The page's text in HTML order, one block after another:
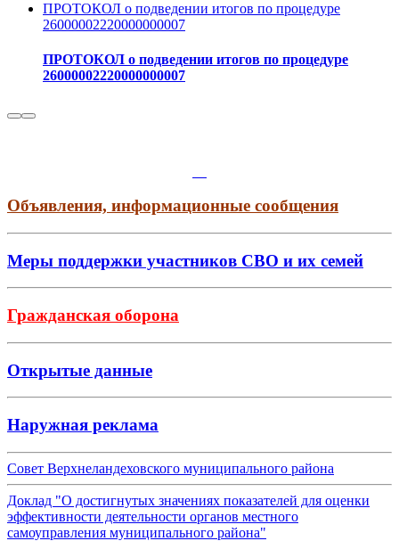
ПРОТОКОЛ о подведении итогов по процедуре
26000002220000000007
ПРОТОКОЛ о подведении итогов по процедуре
26000002220000000007
Объявления, информационные сообщения
Меры поддержки участников СВО и их семей
Гражданская оборона
Открытые данные
Наружная реклама
Совет Верхнеландеховского муниципального района
Доклад "О достигнутых значениях показателей для оценки
эффективности деятельности органов местного
самоуправления муниципального района"